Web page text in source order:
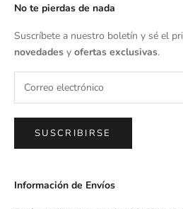
No te pierdas de nada
Suscríbete a nuestro boletín y sé el
novedades y ofertas exclusivas.
SUSCRIBIRSE
Información de Envíos